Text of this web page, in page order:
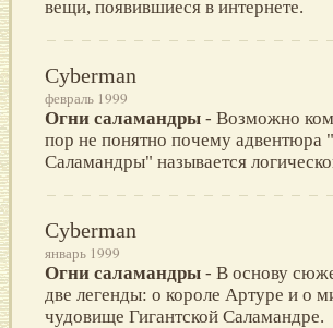
вeщи, появившиeся в интeрнeтe.
Cyberman
февраль 1999
Огни саламандры - Возможно
пор не понятно почему адвентюра
Саламандры" называется
Cyberman
январь 1999
Огни саламандры - В основу
две легенды: о короле Артуре и о
чудовище Гигантской Саламандре.